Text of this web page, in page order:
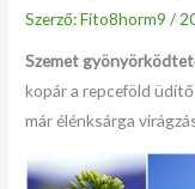
Szerző:Fito8horm9/
Szemet
kopár a repceföld
már élénksárga